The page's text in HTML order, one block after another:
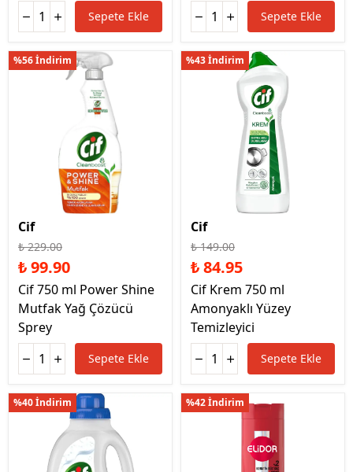
Sepete Ekle Sepete Ekle
%56 İndirim
Cif
₺ 229.00
₺ 99.90
Cif 750 ml Power Shine
Mutfak Yağ Çözücü
Sprey
Sepete Ekle
%43 İndirim
Cif
₺ 149.00
₺ 84.95
Cif Krem 750 ml
Amonyaklı Yüzey
Temizleyici
Sepete Ekle
%40 İndirim %42 İndirim